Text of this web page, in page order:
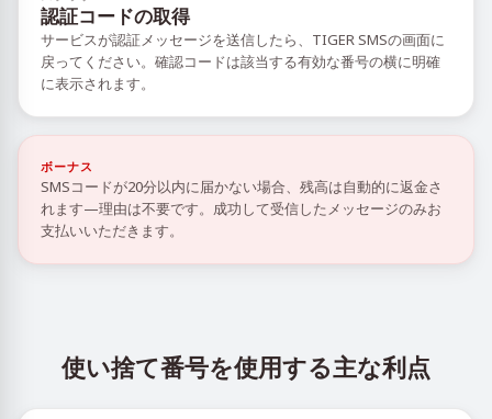
認証コードの取得
サービスが認証メッセージを送信したら、TIGER SMSの画面に
戻ってください。確認コードは該当する有効な番号の横に明確
に表示されます。
ボーナス
SMSコードが20分以内に届かない場合、残高は自動的に返金さ
れます—理由は不要です。成功して受信したメッセージのみお
支払いいただきます。
使い捨て番号を使用する主な利点